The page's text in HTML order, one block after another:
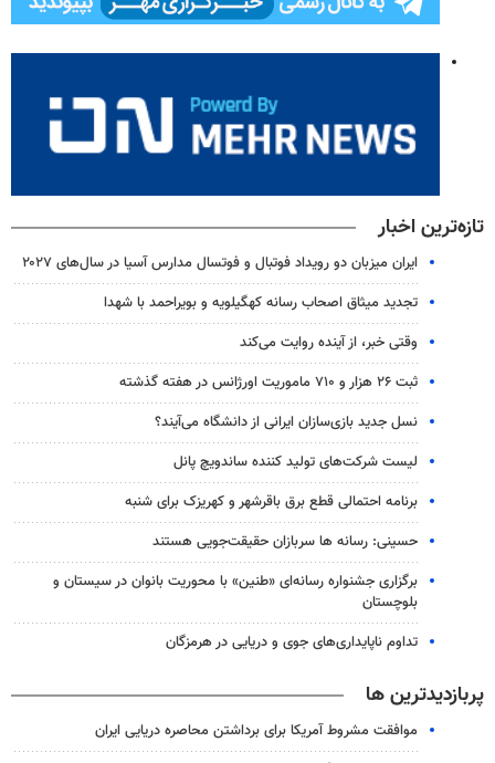
تازه‌ترین اخبار
ایران میزبان دو رویداد فوتبال و فوتسال مدارس آسیا در سال‌های ۲۰۲۷
تجدید میثاق اصحاب رسانه کهگیلویه و بویراحمد با شهدا
وقتی خبر، از آینده روایت می‌کند
ثبت ۲۶ هزار و ۷۱۰ ماموریت اورژانس در هفته گذشته
نسل جدید بازی‌سازان ایرانی از دانشگاه می‌آیند؟
لیست شرکت‌های تولید کننده ساندویچ پانل
برنامه احتمالی قطع برق باقرشهر و کهریزک برای شنبه
حسینی: رسانه ها سربازان حقیقت‌جویی هستند
برگزاری جشنواره رسانه‌ای «طنین» با محوریت بانوان در سیستان و
بلوچستان
تداوم ناپایداری‌های جوی و دریایی در هرمزگان
پربازدیدترین ها
موافقت مشروط آمریکا برای برداشتن محاصره دریایی ایران